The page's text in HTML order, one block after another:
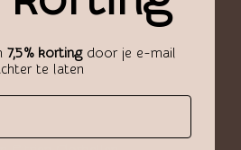
7,5% kortingdoor je e-mail
te laten